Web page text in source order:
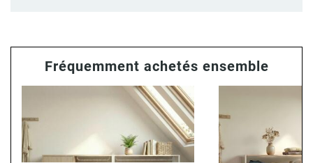
Fréquemment achetés ensemble